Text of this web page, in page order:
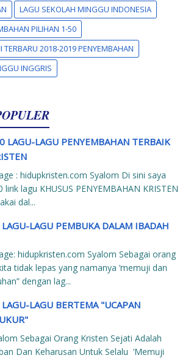
LAGU SEKOLAH MINGGU INDONESIA
PILIHAN 1-50
TERBARU 2018-2019 PENYEMBAHAN
INGGRIS
LAGU-LAGU PENYEMBAHAN TERBAIK
: hidupkristen.com Syalom Di sini saya
lagu KHUSUS PENYEMBAHAN KRISTEN
dal...
LAGU PEMBUKA DALAM IBADAH
hidupkristen.com Syalom Sebagai orang
tidak lepas yang namanya ‘memuji dan
dengan lag...
LAGU BERTEMA "UCAPAN
Sebagai Orang Kristen Sejati Adalah
Dan Keharusan Untuk Selalu ‘Memuji